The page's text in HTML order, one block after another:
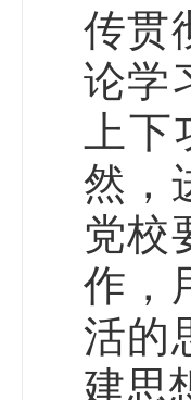
传贯
论学
上
然，
党校
作，
活的
建思